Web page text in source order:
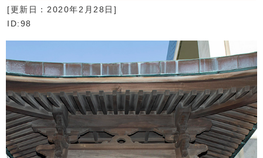
[更新日： 2020年2月28日 ]
ID:98